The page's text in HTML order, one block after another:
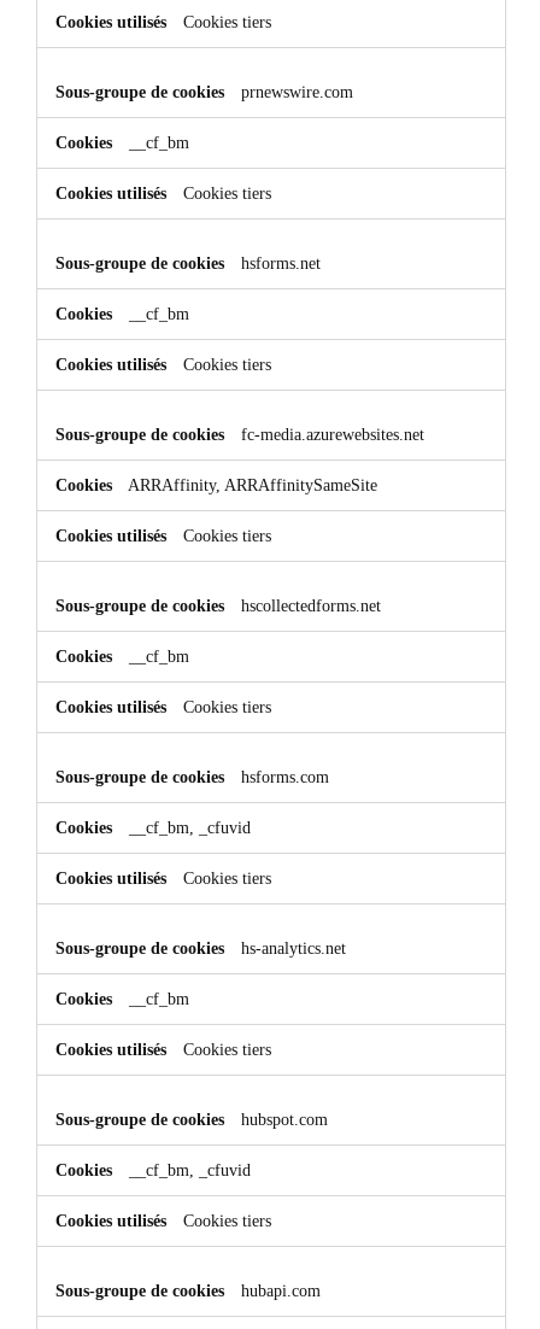
Cookies tiers
prnewswire.com
__cf_bm
Cookies tiers
hsforms.net
__cf_bm
Cookies tiers
fc-media.azurewebsites.net
ARRAffinity, ARRAffinitySameSite
Cookies tiers
hscollectedforms.net
__cf_bm
Cookies tiers
hsforms.com
__cf_bm, _cfuvid
Cookies tiers
hs-analytics.net
__cf_bm
Cookies tiers
hubspot.com
__cf_bm, _cfuvid
Cookies tiers
hubapi.com